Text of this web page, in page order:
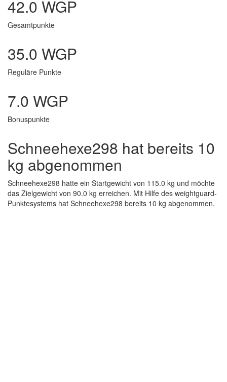
42.0 WGP
Gesamtpunkte
35.0 WGP
Reguläre Punkte
7.0 WGP
Bonuspunkte
Schneehexe298 hat bereits 10
kg abgenommen
Schneehexe298 hatte ein Startgewicht von 115.0 kg und möchte
das Zielgewicht von 90.0 kg erreichen. Mit Hilfe des weightguard-
Punktesystems hat Schneehexe298 bereits 10 kg abgenommen.